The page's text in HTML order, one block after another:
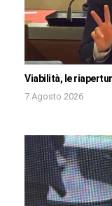
Viabilità, le
7 Agosto 2026